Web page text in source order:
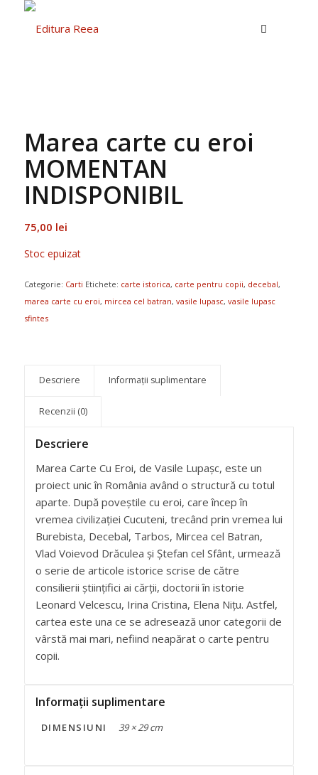
Marea carte cu eroi
MOMENTAN
INDISPONIBIL
75,00 lei
Stoc epuizat
Categorie: Carti Etichete: carte istorica, carte pentru copii, decebal,
marea carte cu eroi, mircea cel batran, vasile lupasc, vasile lupasc
sfintes
Descriere Informații suplimentare
Recenzii (0)
Descriere
Marea Carte Cu Eroi, de Vasile Lupașc, este un
proiect unic în România având o structură cu totul
aparte. După poveștile cu eroi, care încep în
vremea civilizației Cucuteni, trecând prin vremea lui
Burebista, Decebal, Tarbos, Mircea cel Batran,
Vlad Voievod Drăculea și Ștefan cel Sfânt, urmează
o serie de articole istorice scrise de către
consilierii științifici ai cărții, doctorii în istorie
Leonard Velcescu, Irina Cristina, Elena Nițu. Astfel,
cartea este una ce se adresează unor categorii de
vârstă mai mari, nefiind neapărat o carte pentru
copii.
Informații suplimentare
DIMENSIUNI 39 × 29 cm